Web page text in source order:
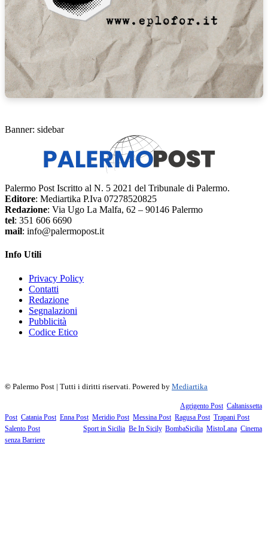
Banner: sidebar
Palermo Post Iscritto al N. 5 2021 del Tribunale di Palermo.
Editore: Mediartika P.Iva 07278520825
Redazione: Via Ugo La Malfa, 62 – 90146 Palermo
tel: 351 606 6690
mail: info@palermopost.it
Info Utili
Privacy Policy
Contatti
Redazione
Segnalazioni
Pubblicità
Codice Etico
© Palermo Post | Tutti i diritti riservati. Powered by Mediartika
Agrigento Post, Caltanissetta
Post, Catania Post, Enna Post, Meridio Post, Messina Post, Ragusa Post, Trapani Post,
Salento Post. I siti tematici: Sport in Sicilia Be In Sicily, BombaSicilia MistoLana Cinema
senza Barriere